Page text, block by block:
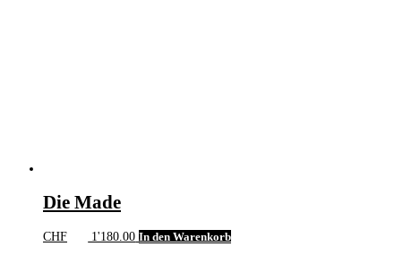
Die Made
CHF 1'180.00 In den Warenkorb